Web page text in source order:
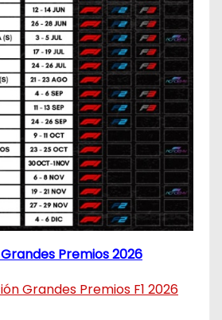
Premios 2026
Grandes Premios F1 2026